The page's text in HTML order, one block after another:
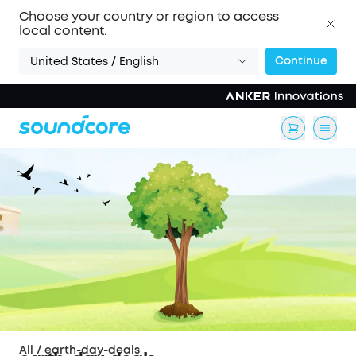
Choose your country or region to access
local content.
United States / English Continue
All / earth-day-deals